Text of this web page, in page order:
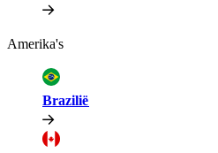
Amerika's​​
Brazilië​​